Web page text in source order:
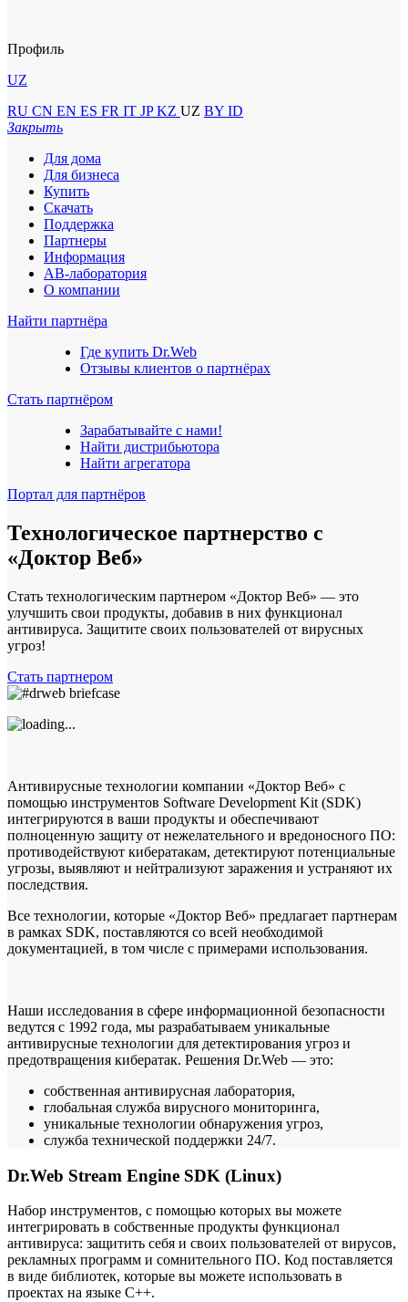
Профиль
UZ
RU CN EN ES FR IT JPKZ UZ BY ID
Закрыть
Для дома
Для бизнеса
Купить
Скачать
Поддержка
Партнеры
Информация
АВ-лаборатория
О компании
Найти партнёра
Где купить Dr.Web
Отзывы клиентов о партнёрах
Стать партнёром
Зарабатывайте с нами!
Найти дистрибьютора
Найти агрегатора
Портал для партнёров
Технологическое партнерство с
«Доктор Веб»
Стать технологическим партнером «Доктор Веб» — это
улучшить свои продукты, добавив в них функционал
антивируса. Защитите своих пользователей от вирусных
угроз!
Стать партнером
Антивирусные технологии компании «Доктор Веб» с
помощью инструментов Software Development Kit (SDK)
интегрируются в ваши продукты и обеспечивают
полноценную защиту от нежелательного и вредоносного ПО:
противодействуют кибератакам, детектируют потенциальные
угрозы, выявляют и нейтрализуют заражения и устраняют их
последствия.
Все технологии, которые «Доктор Веб» предлагает партнерам
в рамках SDK, поставляются со всей необходимой
документацией, в том числе с примерами использования.
Наши исследования в сфере информационной безопасности
ведутся с 1992 года, мы разрабатываем уникальные
антивирусные технологии для детектирования угроз и
предотвращения кибератак. Решения Dr.Web — это:
собственная антивирусная лаборатория,
глобальная служба вирусного мониторинга,
уникальные технологии обнаружения угроз,
служба технической поддержки 24/7.
Dr.Web Stream Engine SDK (Linux)
Набор инструментов, с помощью которых вы можете
интегрировать в собственные продукты функционал
антивируса: защитить себя и своих пользователей от вирусов,
рекламных программ и сомнительного ПО. Код поставляется
в виде библиотек, которые вы можете использовать в
проектах на языке C++.